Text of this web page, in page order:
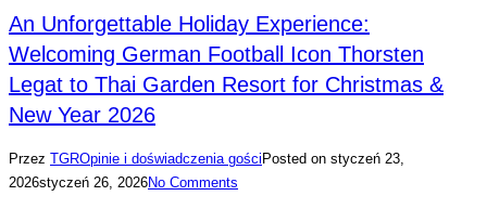
An Unforgettable Holiday Experience:
Welcoming German Football Icon Thorsten
Legat to Thai Garden Resort for Christmas &
New Year 2026
Przez TGROpinie i doświadczenia gości Posted on styczeń 23,
2026styczeń 26, 2026No Comments